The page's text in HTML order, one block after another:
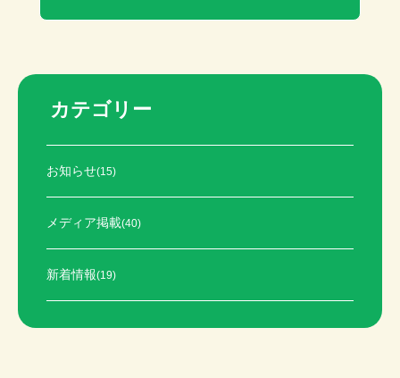
カテゴリー
お知らせ(15)
メディア掲載(40)
新着情報(19)